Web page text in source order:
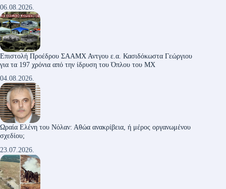
06.08.2026.
Επιστολή Προέδρου ΣΑΑΜΧ Αντγου ε.α. Κασιδόκωστα Γεώργιου
για τα 197 χρόνια από την ίδρυση του Όπλου του ΜΧ
04.08.2026.
Ωραία Ελένη του Νόλαν: Αθώα ανακρίβεια, ή μέρος οργανωμένου
σχεδίου;
23.07.2026.